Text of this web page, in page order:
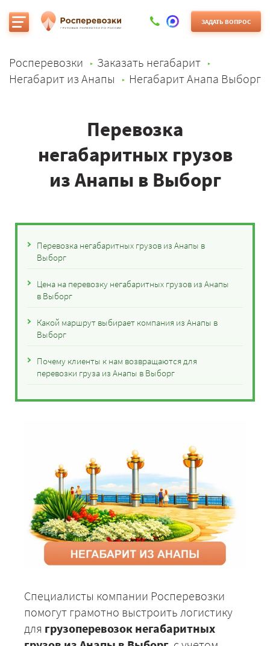
ЗАДАТЬ ВОПРОС
Росперевозки
Заказать негабарит
Негабарит из Анапы
Негабарит Анапа Выборг
Перевозка
негабаритных грузов
из Анапы в Выборг
Перевозка негабаритных грузов из Анапы в
Выборг
Цена на перевозку негабаритных грузов из Анапы
в Выборг
Какой маршрут выбирает компания из Анапы в
Выборг
Почему клиенты к нам возвращаются для
перевозки груза из Анапы в Выборг
Специалисты компании Росперевозки
помогут грамотно выстроить логистику
для грузоперевозок негабаритных